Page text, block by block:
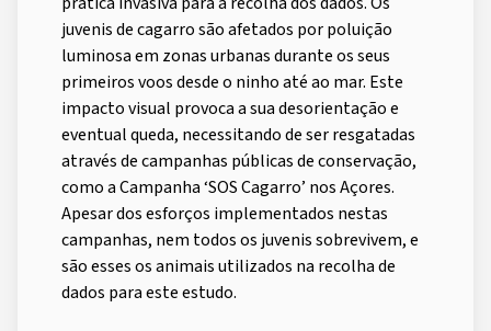
juvenis de cagarro são afetados por poluição
luminosa em zonas urbanas durante os seus
primeiros voos desde o ninho até ao mar. Este
impacto visual provoca a sua desorientação e
eventual queda, necessitando de ser resgatadas
através de campanhas públicas de conservação,
como a Campanha ‘SOS Cagarro’ nos Açores.
Apesar dos esforços implementados nestas
campanhas, nem todos os juvenis sobrevivem, e
são esses os animais utilizados na recolha de
dados para este estudo.